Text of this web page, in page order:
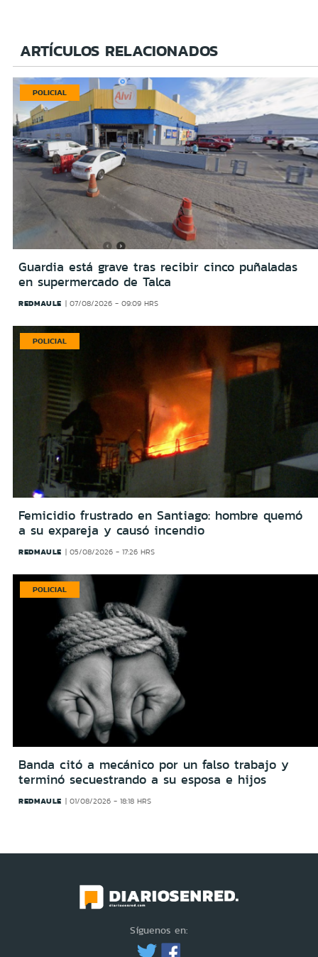
ARTÍCULOS RELACIONADOS
POLICIAL
Guardia está grave tras recibir cinco puñaladas
en supermercado de Talca
REDMAULE 07/08/2026 - 09:09 HRS
POLICIAL
Femicidio frustrado en Santiago: hombre quemó
a su expareja y causó incendio
REDMAULE 05/08/2026 - 17:26 HRS
POLICIAL
Banda citó a mecánico por un falso trabajo y
terminó secuestrando a su esposa e hijos
REDMAULE 01/08/2026 - 18:18 HRS
Síguenos en: